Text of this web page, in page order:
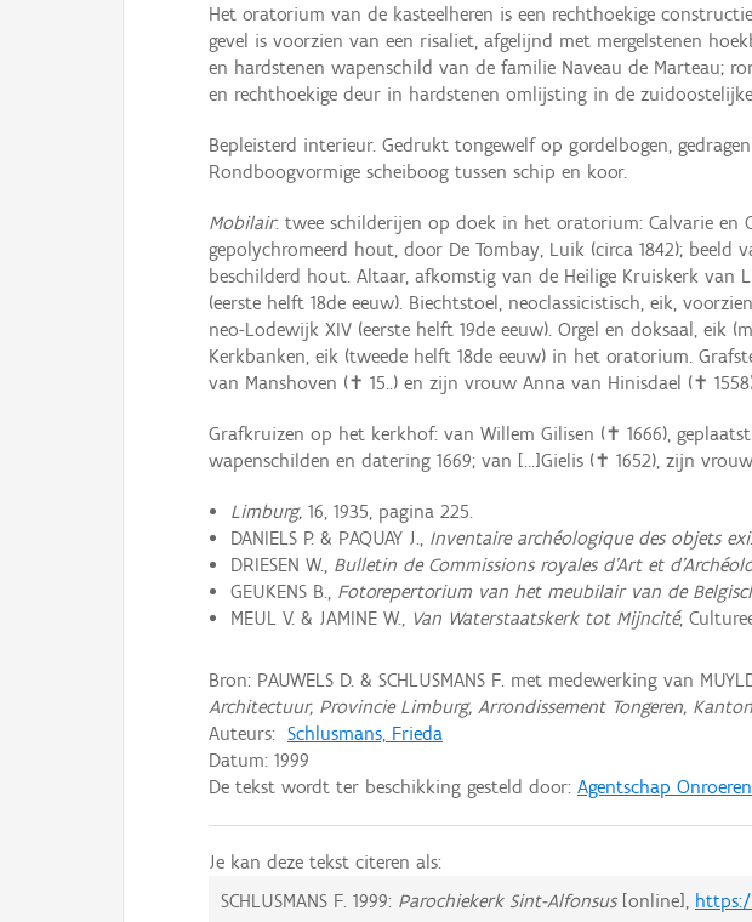
Het oratorium van de kasteelheren is een rechthoekige
gevel is voorzien van een risaliet, afgelijnd met mergelstenen
en hardstenen wapenschild van de familie Naveau de Marteau;
en rechthoekige deur in hardstenen omlijsting in de zuidoostelijke
Bepleisterd interieur. Gedrukt tongewelf op gordelbogen,
Rondboogvormige scheiboog tussen schip en koor.
Mobilair: twee schilderijen op doek in het oratorium: Calvarie en
gepolychromeerd hout, door De Tombay, Luik (circa 1842); beeld
beschilderd hout. Altaar, afkomstig van de Heilige Kruiskerk van
(eerste helft 18de eeuw). Biechtstoel, neoclassicistisch, eik,
neo-Lodewijk XIV (eerste helft 19de eeuw). Orgel en doksaal, eik
Kerkbanken, eik (tweede helft 18de eeuw) in het oratorium.
van Manshoven (✝ 15..) en zijn vrouw Anna van Hinisdael (✝
Grafkruizen op het kerkhof: van Willem Gilisen (✝ 1666),
wapenschilden en datering 1669; van [...]Gielis (✝ 1652), zijn
Limburg,16, 1935, pagina 225.
DANIELS P. & PAQUAY J., Inventaire archéologique des objets
DRIESEN W., Bulletin de Commissions royales d'Art et
GEUKENS B., Fotorepertorium van het meubilair van de
MEUL V. & JAMINE W.,
Van Waterstaatskerk tot Mijncité,
Bron: PAUWELS D. & SCHLUSMANS F. met medewerking van
Architectuur, Provincie Limburg, Arrondissement Tongeren,
Auteurs: Schlusmans, Frieda
Datum: 1999
De tekst wordt ter beschikking gesteld door: Agentschap
Je kan deze tekst citeren als:
SCHLUSMANS F. 1999: Parochiekerk Sint-Alfonsus[online],